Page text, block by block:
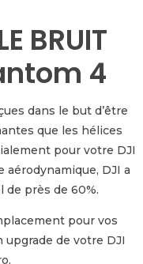
BRUIT
4
dans le but d’être
que les hélices
pour votre DJI
DJI a
de près de 60%.
pour vos
de votre DJI